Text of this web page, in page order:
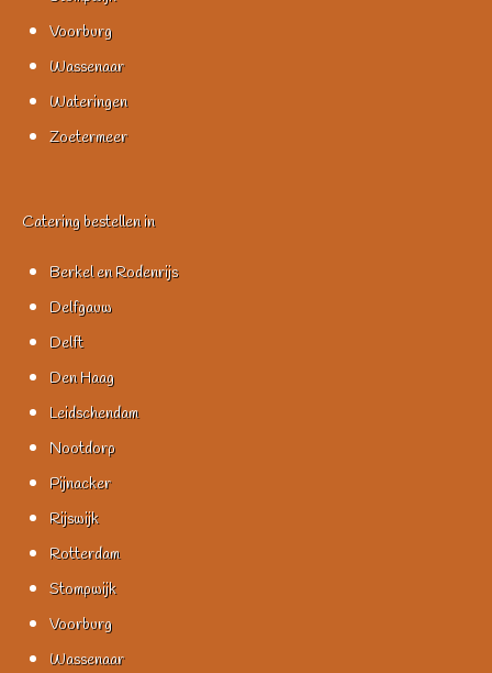
Voorburg
Wassenaar
Wateringen
Zoetermeer
Catering bestellen in
Berkel en Rodenrijs
Delfgauw
Delft
Den Haag
Leidschendam
Nootdorp
Pijnacker
Rijswijk
Rotterdam
Stompwijk
Voorburg
Wassenaar